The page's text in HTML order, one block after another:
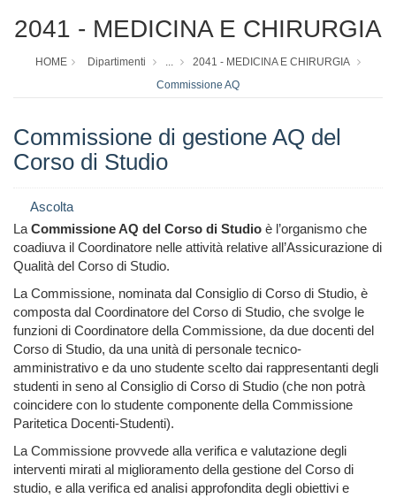
2041 - MEDICINA E CHIRURGIA
HOME Dipartimenti ...
2041 - MEDICINA E CHIRURGIA
Commissione AQ
Commissione di gestione AQ del
Corso di Studio
Ascolta
LaCommissione AQ del Corso di Studio è l’organismo che
coadiuva il Coordinatore nelle attività relative all’Assicurazione di
Qualità del Corso di Studio.
La Commissione, nominata dal Consiglio di Corso di Studio, è
composta dal Coordinatore del Corso di Studio, che svolge le
funzioni di Coordinatore della Commissione, da due docenti del
Corso di Studio, da una unità di personale tecnico-
amministrativo e da uno studente scelto dai rappresentanti degli
studenti in seno al Consiglio di Corso di Studio (che non potrà
coincidere con lo studente componente della Commissione
Paritetica Docenti-Studenti).
La Commissione provvede alla verifica e valutazione degli
interventi mirati al miglioramento della gestione del Corso di
studio, e alla verifica ed analisi approfondita degli obiettivi e